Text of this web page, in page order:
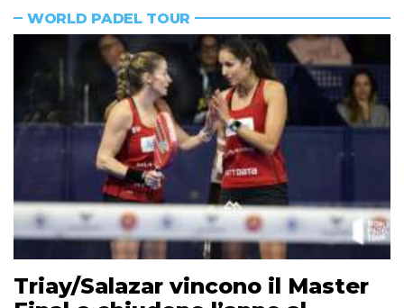
WORLD PADEL TOUR
Triay/Salazar vincono il Master